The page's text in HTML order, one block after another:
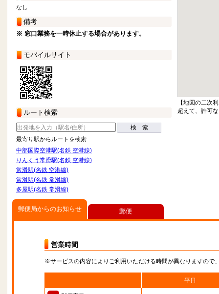
なし
備考
※ 窓口業務を一時休止する場合があります。
モバイルサイト
ルート検索
検 索
最寄り駅からルートを検索
中部国際空港駅(名鉄 空港線)
りんくう常滑駅(名鉄 空港線)
常滑駅(名鉄 空港線)
常滑駅(名鉄 常滑線)
多屋駅(名鉄 常滑線)
【地図の二次
超えて、許可
郵便局からのお知らせ
営業時間
※サービスの内容によりご利用いただける時間が異なりますので
平日
郵便